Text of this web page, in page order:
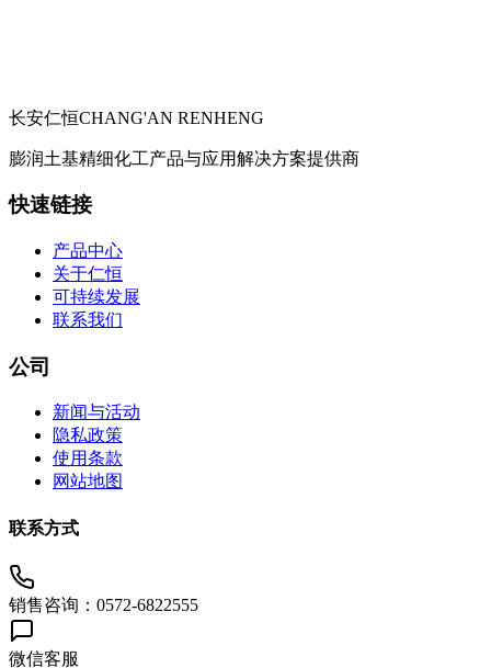
长安仁恒CHANG'AN RENHENG
膨润土基精细化工产品与应用解决方案提供商
快速链接
产品中心
关于仁恒
可持续发展
联系我们
公司
新闻与活动
隐私政策
使用条款
网站地图
联系方式
销售咨询：0572-6822555
微信客服